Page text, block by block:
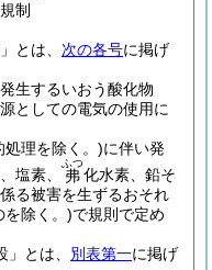
制
とは、 次の各号に掲げ
生するいおう酸化物
としての電気の使用に
処理を除く。)に伴い発
塩素、
弗
ふつ
化水素、鉛そ
る被害を生ずるおそれ
を除く。)で規則で定め
とは、 別表第一に掲げ